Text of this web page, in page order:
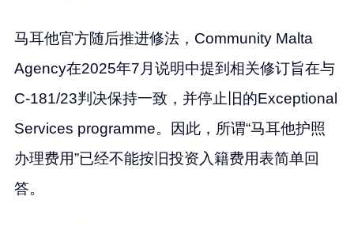
马耳他官方随后推进修法，Community Malta
Agency在2025年7月说明中提到相关修订旨在与
C-181/23判决保持一致，并停止旧的Exceptional
Services programme。因此，所谓“马耳他护照
办理费用”已经不能按旧投资入籍费用表简单回
答。